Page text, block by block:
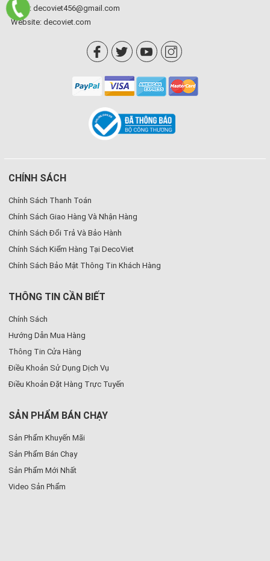
Email: decoviet456@gmail.com
Website: decoviet.com
CHÍNH SÁCH
Chính Sách Thanh Toán
Chính Sách Giao Hàng Và Nhận Hàng
Chính Sách Đổi Trả Và Bảo Hành
Chính Sách Kiểm Hàng Tại DecoViet
Chính Sách Bảo Mật Thông Tin Khách Hàng
THÔNG TIN CẦN BIẾT
Chính Sách
Hướng Dẫn Mua Hàng
Thông Tin Cửa Hàng
Điều Khoản Sử Dụng Dịch Vụ
Điều Khoản Đặt Hàng Trực Tuyến
SẢN PHẨM BÁN CHẠY
Sản Phẩm Khuyến Mãi
Sản Phẩm Bán Chạy
Sản Phẩm Mới Nhất
Video Sản Phẩm